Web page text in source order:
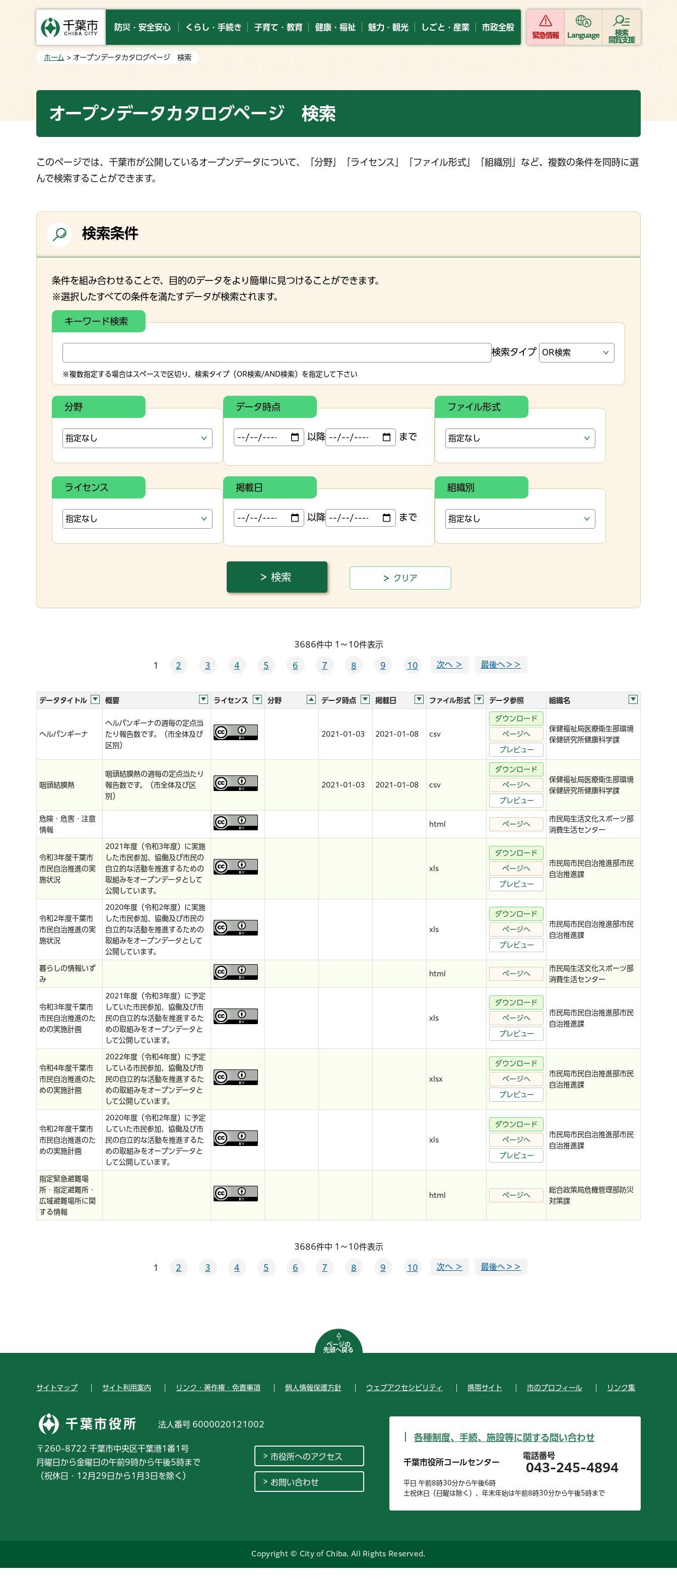
防災・安全安心 くらし・手続き 子育て・教育 健康・福祉 魅力・観光 しごと・産業 市政全般
緊急情報 Language
検索
閲覧支援
ホーム > オープンデータカタログページ 検索
オープンデータカタログページ 検索
このページでは、千葉市が公開しているオープンデータについて、「分野」「ライセンス」「ファイル形式」「組織別」など、複数の条件を同時に選
んで検索することができます。
検索条件
条件を組み合わせることで、目的のデータをより簡単に見つけることができます。
※選択したすべての条件を満たすデータが検索されます。
キーワード検索
検索タイプ
※複数指定する場合はスペースで区切り、検索タイプ（OR検索/AND検索）を指定して下さい
分野 データ時点
以降 まで
ファイル形式
ライセンス 掲載日
以降 まで
組織別
3686件中 1～10件表示
1 2 3 4 5 6 7 8 9 10 次へ ＞ 最後へ＞＞
データタイトル 概要 ライセンス 分野 データ時点 掲載日 ファイル形式 データ参照 組織名
ヘルパンギーナ
ヘルパンギーナの週毎の定点当
たり報告数です。（市全体及び
区別）
2021-01-03 2021-01-08 csv
ダウンロード
ページへ
プレビュー
保健福祉局医療衛生部環境
保健研究所健康科学課
咽頭結膜熱
咽頭結膜熱の週毎の定点当たり
報告数です。（市全体及び区
別）
2021-01-03 2021-01-08 csv
ダウンロード
ページへ
プレビュー
保健福祉局医療衛生部環境
保健研究所健康科学課
危険・危害・注意
情報
html ページへ
市民局生活文化スポーツ部
消費生活センター
令和3年度千葉市
市民自治推進の実
施状況
2021年度（令和3年度）に実施
した市民参加、協働及び市民の
自立的な活動を推進するための
取組みをオープンデータとして
公開しています。
xls
ダウンロード
ページへ
プレビュー
市民局市民自治推進部市民
自治推進課
令和2年度千葉市
市民自治推進の実
施状況
2020年度（令和2年度）に実施
した市民参加、協働及び市民の
自立的な活動を推進するための
取組みをオープンデータとして
公開しています。
xls
ダウンロード
ページへ
プレビュー
市民局市民自治推進部市民
自治推進課
暮らしの情報いず
み
html ページへ
市民局生活文化スポーツ部
消費生活センター
令和3年度千葉市
市民自治推進のた
めの実施計画
2021年度（令和3年度）に予定
していた市民参加、協働及び市
民の自立的な活動を推進するた
めの取組みをオープンデータと
して公開しています。
xls
ダウンロード
ページへ
プレビュー
市民局市民自治推進部市民
自治推進課
令和4年度千葉市
市民自治推進のた
めの実施計画
2022年度（令和4年度）に予定
している市民参加、協働及び市
民の自立的な活動を推進するた
めの取組みをオープンデータと
して公開しています。
xlsx
ダウンロード
ページへ
プレビュー
市民局市民自治推進部市民
自治推進課
令和2年度千葉市
市民自治推進のた
めの実施計画
2020年度（令和2年度）に予定
していた市民参加、協働及び市
民の自立的な活動を推進するた
めの取組みをオープンデータと
して公開しています。
xls
ダウンロード
ページへ
プレビュー
市民局市民自治推進部市民
自治推進課
指定緊急避難場
所・指定避難所・
広域避難場所に関
する情報
html ページへ
総合政策局危機管理部防災
対策課
3686件中 1～10件表示
1 2 3 4 5 6 7 8 9 10 次へ ＞ 最後へ＞＞
ページの
先頭へ戻る
サイトマップ サイト利用案内 リンク・著作権・免責事項 個人情報保護方針 ウェブアクセシビリティ 携帯サイト 市のプロフィール リンク集
千葉市役所 法人番号 6000020121002
〒260-8722 千葉市中央区千葉港1番1号
月曜日から金曜日の午前9時から午後5時まで
（祝休日・12月29日から1月3日を除く）
市役所へのアクセス
お問い合わせ
各種制度、手続、施設等に関する問い合わせ
千葉市役所コールセンター
電話番号
043-245-4894
平日 午前8時30分から午後6時
土祝休日（日曜は除く）、年末年始は午前8時30分から午後5時まで
Copyright © City of Chiba. All Rights Reserved.